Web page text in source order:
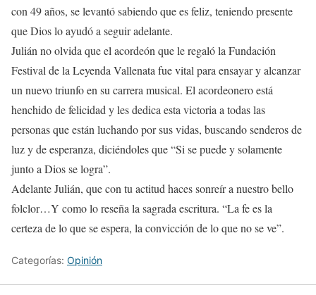
con 49 años, se levantó sabiendo que es feliz, teniendo presente
que Dios lo ayudó a seguir adelante.
Julián no olvida que el acordeón que le regaló la Fundación
Festival de la Leyenda Vallenata fue vital para ensayar y alcanzar
un nuevo triunfo en su carrera musical. El acordeonero está
henchido de felicidad y les dedica esta victoria a todas las
personas que están luchando por sus vidas, buscando senderos de
luz y de esperanza, diciéndoles que “Si se puede y solamente
junto a Dios se logra”.
Adelante Julián, que con tu actitud haces sonreír a nuestro bello
folclor…Y como lo reseña la sagrada escritura. “La fe es la
certeza de lo que se espera, la convicción de lo que no se ve”.
Categorías: Opinión